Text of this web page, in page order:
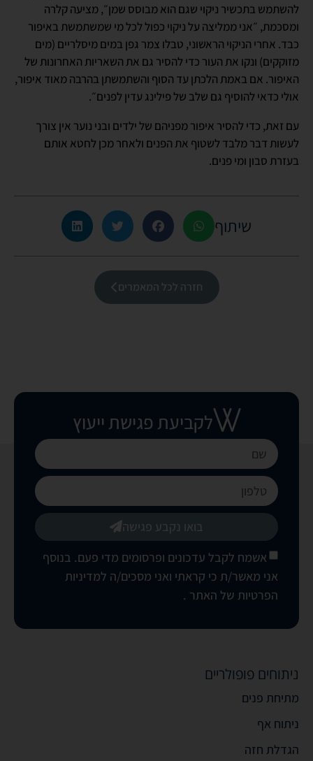
להשתמש בתכשיר ניקוי שגם הוא מבוסס שמן״, מציעה קלרה
ומסכמת, ״אני ממליצה על ניקוי כפול לכל מי שמשתמשת באיפור
כבד. אחרי הניקוי הראשוני, טבלו צמר גפן במים מיסלריים (מים
מזוקקים) ונקו את העור כדי להסיר גם את השאריות האחרונות של
האיפור. אם באמת הלכתן עד הסוף והשתמשתן בהרבה מאוד איפור,
אולי כדאי להוסיף גם שלב של פילינג עדין לפנים״.
עם זאת, כדי להסיר איפור מפניהם של ילדים ובני נוער אין צורך
לעשות דבר מלבד לשטוף את הפנים ולאחר מכן לחטא אותם
בעזרת סבון ומי פנים.
שיתוף
חזרה לכל המאמרים
לקביעת פגישת ייעוץ
אשמח לקבל עדכונים ופרסומים מדי פעם. בנוסף
אני מאשר/ת כי קראתי ואני מסכים/ה למדיניות
הפרטיות של האתר .
בואו נקבע פגישה
ניתוחים פופולריים
מתיחת פנים
ניתוח אף
הגדלת חזה